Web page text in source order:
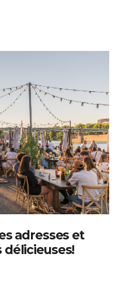
adresses et
délicieuses!